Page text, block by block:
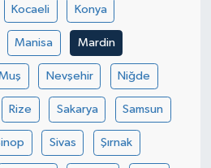
Kocaeli Konya
Manisa Mardin
Nevşehir Niğde
Rize Sakarya Samsun
Sivas Şırnak